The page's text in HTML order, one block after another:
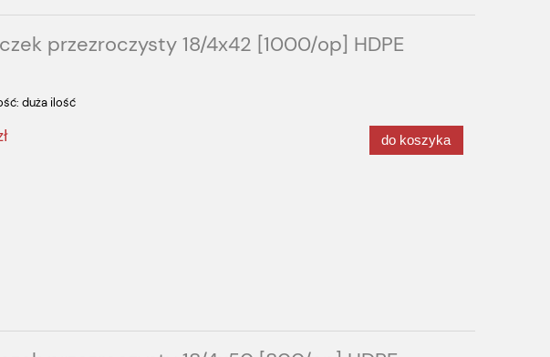
przezroczysty 18/4x42 [1000/op] HDPE
duża ilość
do koszyka